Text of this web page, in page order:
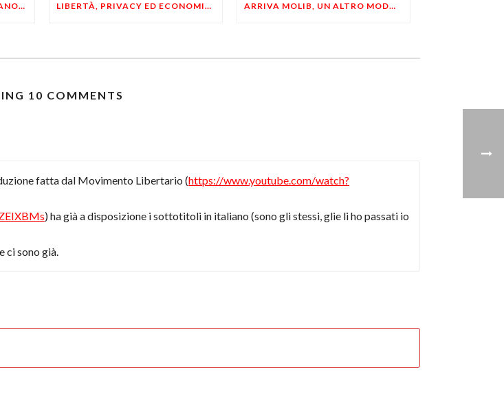
LIBERTÀ, LE IDEE NON BASTANO! SERVONO ESEMPI E UN PO’ DI COERENZA LIBERTÀ, PRIVACY ED ECONOMIA DEL BUON SENSO: FACCO E MUSUMECI A CASALECCHIO DI RENO (BO) ARRIVA MOLIB, UN ALTRO MODO DI COMUNICARE LIBERTARIO
10 COMMENTS
fatta dal Movimento Libertario (https://www.youtube.com/watch?
) ha già a disposizione i sottotitoli in italiano (sono gli stessi, glie li ho passati io
ci sono già.